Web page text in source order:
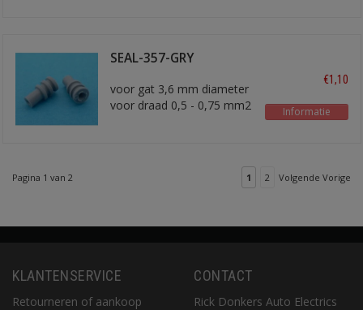
SEAL-357-GRY
voor gat 3,6 mm diameter
voor draad 0,5 - 0,75 mm2
€1,10
Informatie
Pagina 1 van 2 1 2 Volgende Vorige
KLANTENSERVICE
Retourneren of aankoop
CONTACT
Rick Donkers Auto Electrics